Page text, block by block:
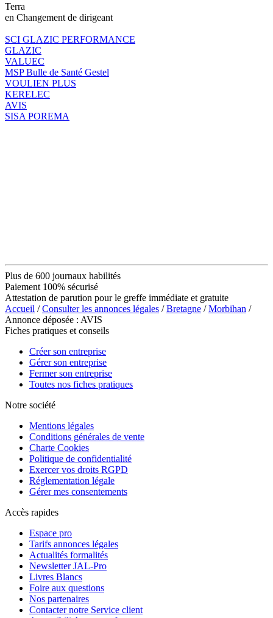
Terra
en Changement de dirigeant
SCI GLAZIC PERFORMANCE
GLAZIC
VALUEC
MSP Bulle de Santé Gestel
VOULIEN PLUS
KERELEC
AVIS
SISA POREMA
Plus de 600 journaux habilités
Paiement 100% sécurisé
Attestation de parution pour le greffe immédiate et gratuite
Accueil /Consulter les annonces légales /Bretagne /Morbihan /
Annonce déposée : AVIS
Fiches pratiques et conseils
Créer son entreprise
Gérer son entreprise
Fermer son entreprise
Toutes nos fiches pratiques
Notre société
Mentions légales
Conditions générales de vente
Charte Cookies
Politique de confidentialité
Exercer vos droits RGPD
Réglementation légale
Gérer mes consentements
Accès rapides
Espace pro
Tarifs annonces légales
Actualités formalités
Newsletter JAL-Pro
Livres Blancs
Foire aux questions
Nos partenaires
Contacter notre Service client